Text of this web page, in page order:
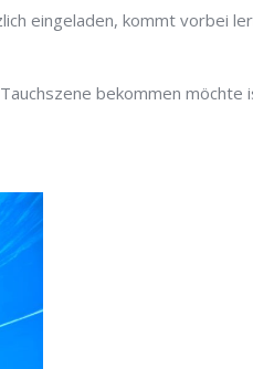
eingeladen, kommt vorbei
bekommen